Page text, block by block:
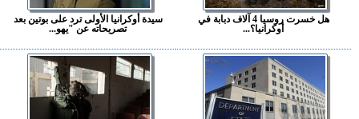
هل خسرت روسيا 4 آلاف دبابة في
أوكرانيا؟...
سيدة أوكرانيا الأولى ترد على بوتين بعد
تصريحاته عن "يهو...